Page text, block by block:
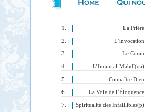
La Prière
L’invocation
Le Coran
L’Imam al-Mahdî(qa)
Connaître Dieu
La Voie de l’Éloquence
Spiritualité des Infaillibles(p)